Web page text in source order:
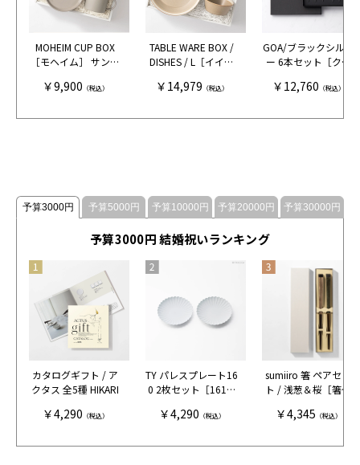
MOHEIM CUP BOX
［モヘイム］ サンド
［モヘイム］
￥9,900 （税込）
TABLE WARE BOX /
DISHES / L［イイホ
店］ グレー＆ベージ
×木村硝子店］
￥14,979 （税込）
GOA/ブラックシルバ
ー 6本セット［クチ
￥12,760 （税込）
予算3000円 予算5000円 予算10000円 予算20000円 予算30000円
予算3000円 結婚祝いランキング
カタログギフト / ア
クタス 全5種 HIKARI
￥4,290 （税込）
TY パレスプレート16
0 2枚セット［1616/
￥4,290 （税込）
sumiiro 箸 ペアセッ
ト / 浅葱＆桜［箸蔵
￥4,345 （税込）